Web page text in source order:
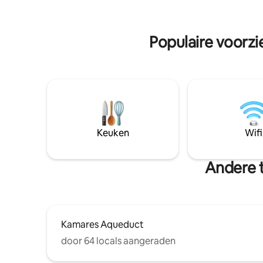
stranden en is je perfecte thuisbasis.
Reserveer nu voor een luxe en
Populaire
Keuken Wifi
Andere
Kamares Aqueduct
door 64 locals aangeraden